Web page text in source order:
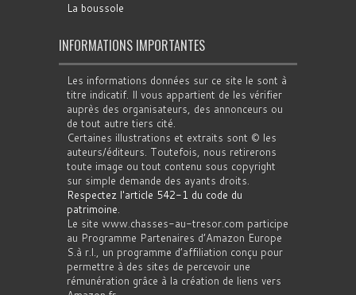
La boussole
INFORMATIONS IMPORTANTES
Les informations données sur ce site le sont à
titre indicatif. Il vous appartient de les vérifier
auprès des organisateurs, des annonceurs ou
de tout autre tiers cité.
Certaines illustrations et extraits sont © les
auteurs/éditeurs. Toutefois, nous retirerons
toute image ou tout contenu sous copyright
sur simple demande des ayants droits.
Respectez l'article 542-1 du code du
patrimoine.
Le site www.chasses-au-tresor.com participe
au Programme Partenaires d’Amazon Europe
S.à r.l., un programme d’affiliation conçu pour
permettre à des sites de percevoir une
rémunération grâce à la création de liens vers